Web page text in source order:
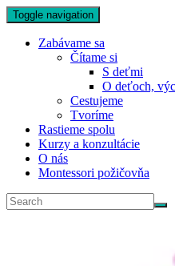
Toggle navigation
Zabávame sa
Čítame si
S deťmi
O deťoch,
Cestujeme
Tvoríme
Rastieme spolu
Kurzy a konzultácie
O nás
Montessori požičovňa